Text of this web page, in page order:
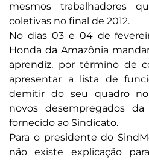
mesmos trabalhadores
coletivas no final de 2012.
No dias 03 e 04 de
Honda da Amazônia
aprendiz, por término de
apresentar a lista de
demitir do seu quadro
novos desempregados
fornecido ao Sindicato.
Para o presidente do
não existe explicação